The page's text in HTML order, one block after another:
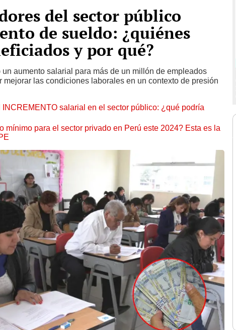
del sector público
de sueldo: ¿quiénes
y por qué?
aumento salarial para más de un millón de empleados
mejorar las condiciones laborales en un contexto de presión
salarial en el sector público: ¿qué podría
mínimo para el sector privado en Perú este 2024? Esta es la